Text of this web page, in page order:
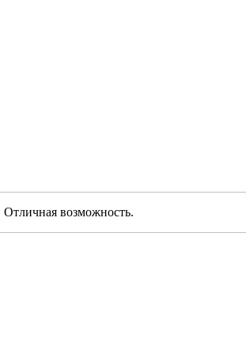
Отличная возможность.